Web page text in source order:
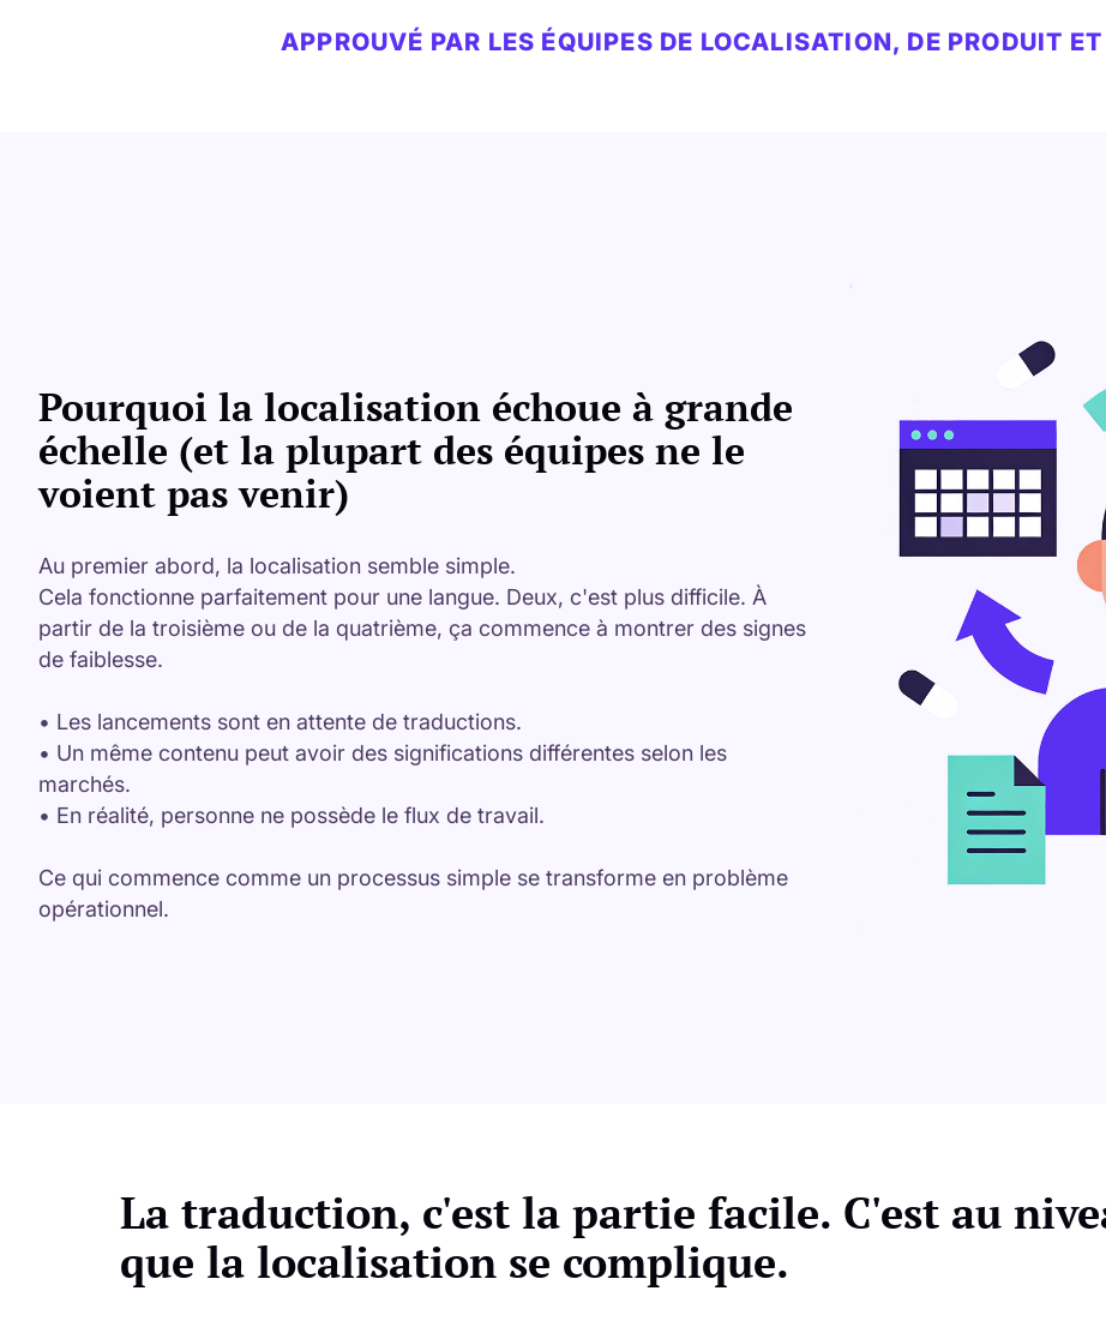
APPROUVÉ PAR LES ÉQUIPES DE LOCALISATION, DE PRODUIT
Pourquoi la localisation échoue à grande
échelle (et la plupart des équipes ne le
voient pas venir)
Au premier abord, la localisation semble simple.
Cela fonctionne parfaitement pour une langue. Deux, c'est plus difficile. À
partir de la troisième ou de la quatrième, ça commence à montrer des signes
de faiblesse.
• Les lancements sont en attente de traductions.
• Un même contenu peut avoir des significations différentes selon les
marchés.
• En réalité, personne ne possède le flux de travail.
Ce qui commence comme un processus simple se transforme en problème
opérationnel.
La traduction, c'est la partie facile. C'est au
que la localisation se complique.